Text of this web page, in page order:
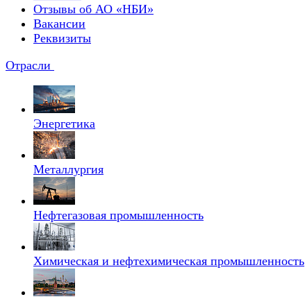
Отзывы об АО «НБИ»
Вакансии
Реквизиты
Отрасли
Энергетика
Металлургия
Нефтегазовая промышленность
Химическая и нефтехимическая промышленность